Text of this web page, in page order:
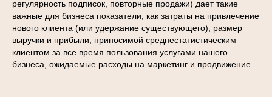
регулярность подписок, повторные продажи) дает такие
важные для бизнеса показатели, как затраты на привлечение
нового клиента (или удержание существующего), размер
выручки и прибыли, приносимой среднестатистическим
клиентом за все время пользования услугами нашего
бизнеса, ожидаемые расходы на маркетинг и продвижение.